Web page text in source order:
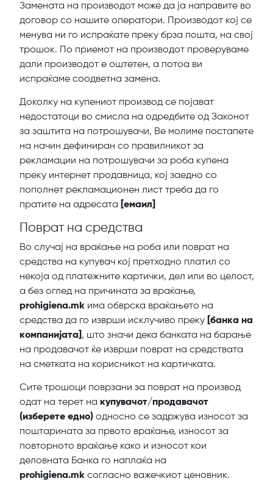
Замената на производот може да ја направите во
договор со нашите оператори. Производот кој се
менува ни го испраќате преку брза пошта, на свој
трошок. По приемот на производот проверуваме
дали производот е оштетен, а потоа ви
испраќаме соодветна замена.
Доколку на купениот производ се појават
недостатоци во смисла на одредбите од Законот
за заштита на потрошувачи, Ве молиме постапете
на начин дефиниран со правилникот за
рекламации на потрошувачи за роба купена
преку интернет продавница, кој заедно со
пополнет рекламационен лист треба да го
пратите на адресата
[емаил]
Поврат на средства
Во случај на враќање на роба или поврат на
средства на купувач кој претходно платил со
некоја од платежните картички, дел или во целост,
а без оглед на причината за враќање,
prohigiena.mk има обврска враќањето на
средства да го изврши исклучиво преку [банка на
компанијата] , што значи дека банката на барање
на продавачот ќе изврши поврат на средствата
на сметката на корисникот на картичката.
Сите трошоци поврзани за поврат на производ
одат на терет на купувачот/продавачот
(изберете едно)односно се задржува износот за
поштарината за првото враќање, износот за
повторното враќање како и износот кои
деловната Банка го наплаќа на
prohigiena.mkсогласно важечкиот ценовник.